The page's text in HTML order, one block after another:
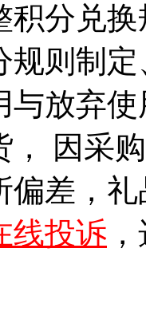
积分兑
规则制
与放弃
， 因采
偏差，
线投诉